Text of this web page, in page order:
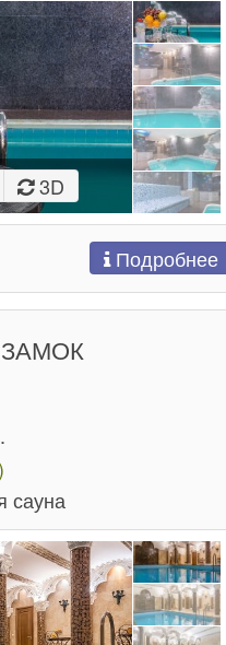
3D
Подробнее
сауна